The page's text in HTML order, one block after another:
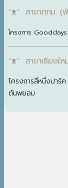
ᵔᴥᵔ สาขากทม.
โครงการ
ᵔᴥᵔ สาขาเชียง
โครงการสี่หนึ่งปา
ต้นพยอม